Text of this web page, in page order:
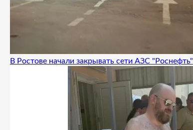
В Ростове начали закрывать сети АЗС "Роснефть"